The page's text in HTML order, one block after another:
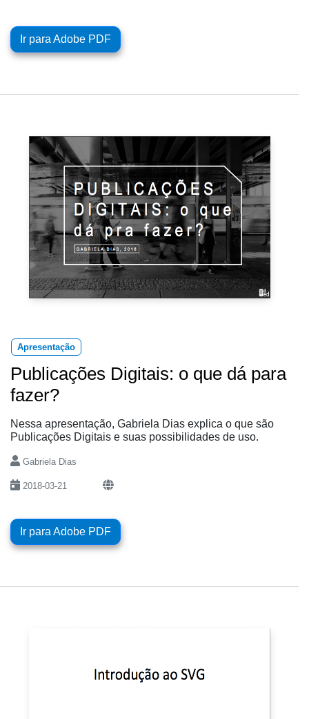
Ir para Adobe PDF
Apresentação
Publicações Digitais: o que dá para
fazer?
Nessa apresentação, Gabriela Dias explica o que são
Publicações Digitais e suas possibilidades de uso.
Gabriela Dias
2018-03-21
Ir para Adobe PDF